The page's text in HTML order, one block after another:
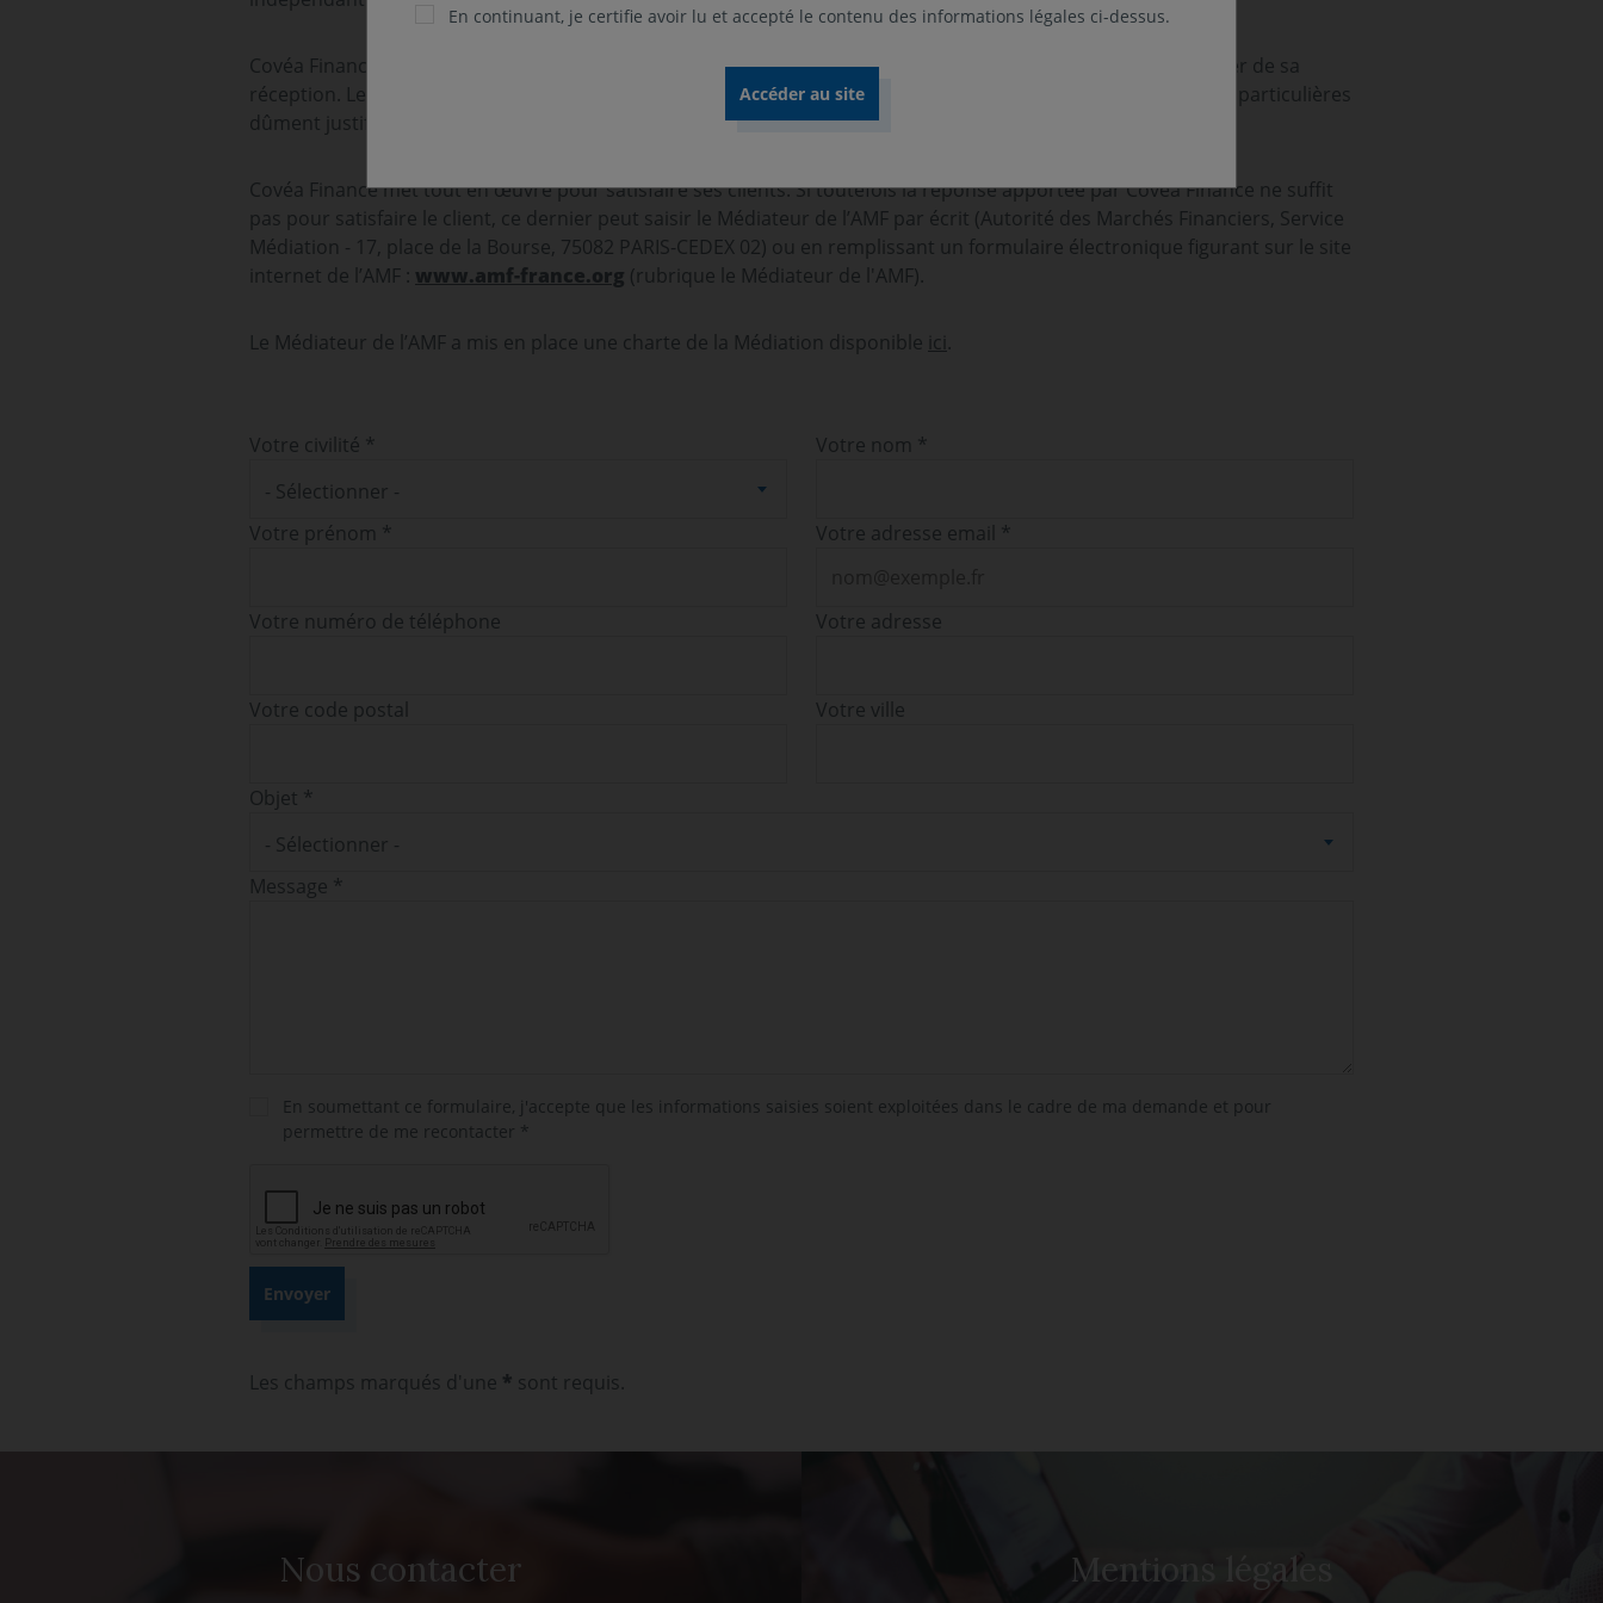
Covéa Finance s’engage à accuser la réception de la réclamation dans un délai de 10 jours ouvrables à compter de sa
réception. Les réponses interviennent dans un délai maximal de deux mois sauf survenance de circonstances particulières
dûment justifiées.
Covéa Finance met tout en œuvre pour satisfaire ses clients. Si toutefois la réponse apportée par Covéa Finance ne suffit
pas pour satisfaire le client, ce dernier peut saisir le Médiateur de l’AMF par écrit (Autorité des Marchés Financiers, Service
Médiation - 17, place de la Bourse, 75082 PARIS-CEDEX 02) ou en remplissant un formulaire électronique figurant sur le site
internet de l’AMF : www.amf-france.org (rubrique le Médiateur de l'AMF).
Le Médiateur de l’AMF a mis en place une charte de la Médiation disponible ici .
Votre civilité *
- Sélectionner -
Votre nom *
Votre prénom * Votre adresse email *
Votre numéro de téléphone Votre adresse
Votre code postal Votre ville
Objet *
- Sélectionner -
Message *
En soumettant ce formulaire, j'accepte que les informations saisies soient exploitées dans le cadre de ma demande et pour
permettre de me recontacter *
Les champs marqués d'une * sont requis.
Nous contacter Mentions légales
En continuant, je certifie avoir lu et accepté le contenu des informations légales ci-dessus.